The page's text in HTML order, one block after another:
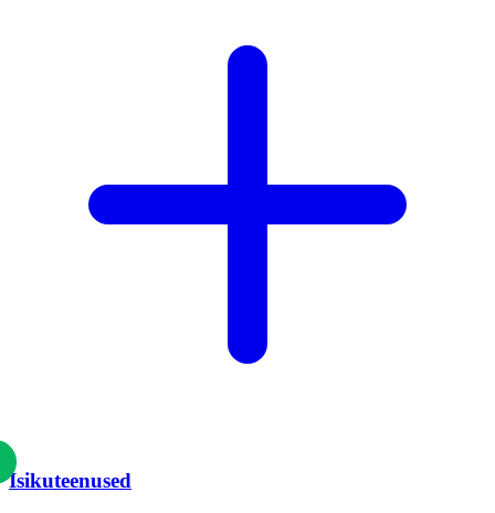
Isikuteenused